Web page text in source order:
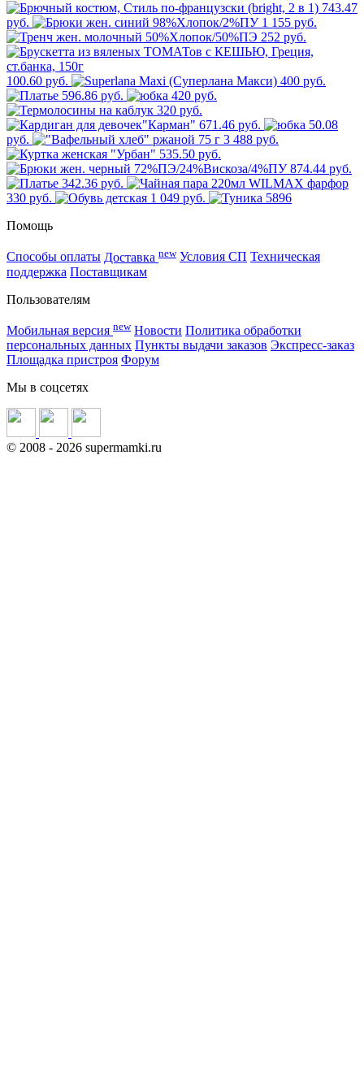
743.47
руб.
1 155 руб.
252 руб.
100.60 руб.
400 руб.
596.86 руб.
420 руб.
320 руб.
671.46 руб.
50.08
руб.
3 488 руб.
535.50 руб.
874.44 руб.
342.36 руб.
330 руб.
1 049 руб.
Помощь
Способы оплаты Доставка new Условия СП Техническая
поддержка Поставщикам
Пользователям
Мобильная версия new Новости Политика обработки
персональных данных Пункты выдачи заказов Экспресс-заказ
Площадка пристроя Форум
Мы в соцсетях
© 2008 - 2026 supermamki.ru